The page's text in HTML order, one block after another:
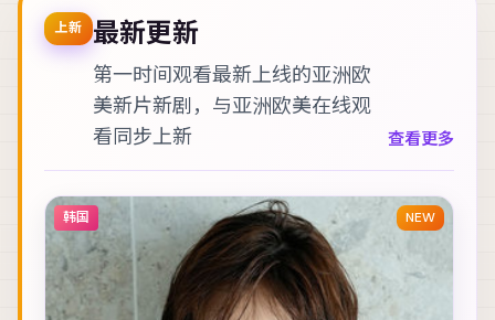
上新 最新更新
第一时间观看最新上线的亚洲欧
美新片新剧，与亚洲欧美在线观
看同步上新 查看更多
韩国 NEW